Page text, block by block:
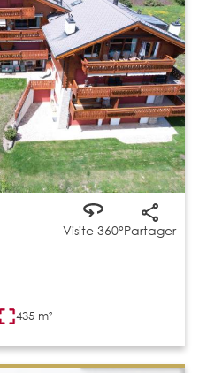
Visite 360°Partager
435 m²